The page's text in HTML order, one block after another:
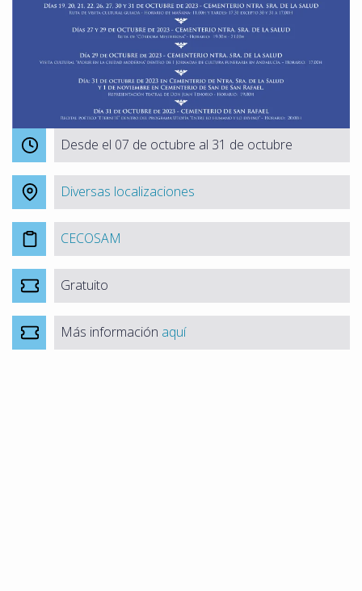
Desde el 07 de octubre al 31 de octubre
Diversas localizaciones
CECOSAM
Gratuito
Más información aquí